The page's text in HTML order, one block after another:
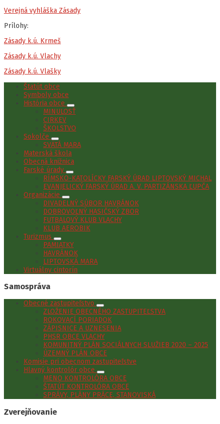
Verejná vyhláška Zásady
Prílohy:
Zásady k.ú. Krmeš
Zásady k.ú. Vlachy
Zásady k.ú. Vlašky
Štatút obce
Symboly obce
História obce
MINULOSŤ
CIRKEV
ŠKOLSTVO
Sokolče
SVÄTÁ MARA
Materská škola
Obecná knižnica
Farské úrady
RÍMSKO-KATOLÍCKY FARSKÝ ÚRAD LIPTOVSKÝ MICHAL
EVANJELICKÝ FARSKÝ ÚRAD A. V. PARTIZÁNSKA ĽUPČA
Organizácie
DIVADELNÝ SÚBOR HAVRÁNOK
DOBROVOĽNÝ HASIČSKÝ ZBOR
FUTBALOVÝ KLUB VLACHY
KLUB AEROBIK
Turizmus
PAMIATKY
HAVRÁNOK
LIPTOVSKÁ MARA
Virtuálny cintorín
Samospráva
Obecné zastupiteľstvo
ZLOŽENIE OBECNÉHO ZASTUPITEĽSTVA
ROKOVACÍ PORIADOK
ZÁPISNICE A UZNESENIA
PHSR OBCE VLACHY
KOMUNITNÝ PLÁN SOCIÁLNYCH SLUŽIEB 2020 – 2025
ÚZEMNÝ PLÁN OBCE
Komisie pri obecnom zastupiteľstve
Hlavný kontrolór obce
MENO KONTROLÓRA OBCE
ŠTATÚT KONTROLÓRA OBCE
SPRÁVY, PLÁNY PRÁCE, STANOVISKÁ
Zverejňovanie